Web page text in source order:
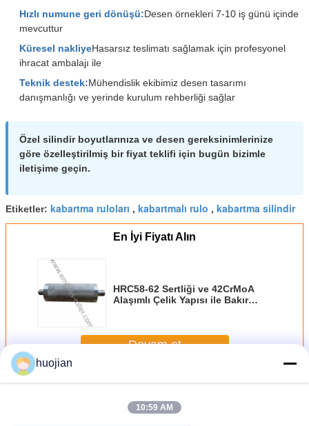
Hızlı numune geri dönüşü:Desen örnekleri 7-10 iş günü içinde
mevcuttur
Küresel nakliyeHasarsız teslimatı sağlamak için profesyonel
ihracat ambalajı ile
Teknik destek:Mühendislik ekibimiz desen tasarımı
danışmanlığı ve yerinde kurulum rehberliği sağlar
Özel silindir boyutlarınıza ve desen gereksinimlerinize
göre özelleştirilmiş bir fiyat teklifi için bugün bizimle
iletişime geçin.
Etiketler: kabartma ruloları , kabartmalı rulo , kabartma silindir
En İyi Fiyatı Alın
HRC58-62 Sertliği ve 42CrMoA
Alaşımlı Çelik Yapısı ile Bakır
Devam et
DahaKabartma Silindiri
huojian
10:59 AM